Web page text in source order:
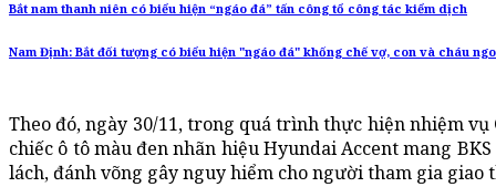
Bắt nam thanh niên có biểu hiện “ngáo đá” tấn công tổ công tác kiểm dịch
Nam Định: Bắt đối tượng có biểu hiện "ngáo đá" khống chế vợ, con và cháu
Theo đó, ngày 30/11, trong quá trình thực hiện nhiệm
chiếc ô tô màu đen nhãn hiệu Hyundai Accent mang
lách, đánh võng gây nguy hiểm cho người tham gia giao